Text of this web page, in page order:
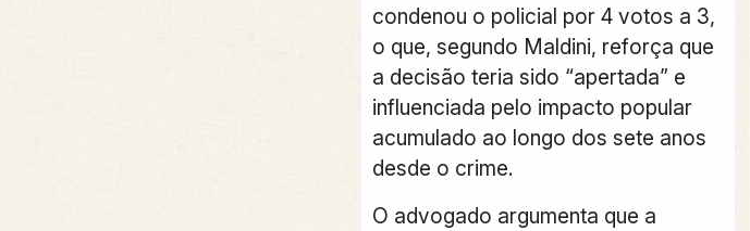
condenou o policial por 4 votos a 3,
o que, segundo Maldini, reforça que
a decisão teria sido “apertada” e
influenciada pelo impacto popular
acumulado ao longo dos sete anos
desde o crime.
O advogado argumenta que a